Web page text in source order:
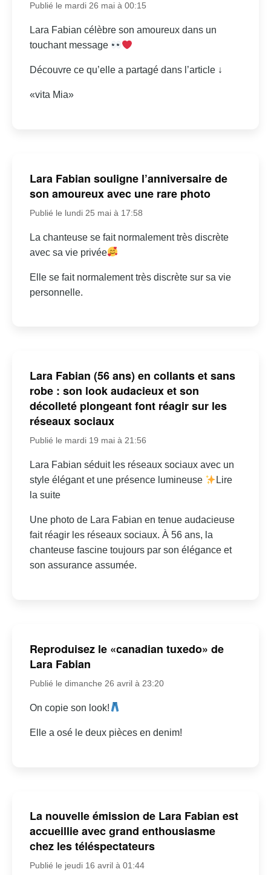
Publié le mardi 26 mai à 00:15
Lara Fabian célèbre son amoureux dans un
touchant message
Découvre ce qu’elle a partagé dans l’article ↓
«vita Mia»
Lara Fabian souligne l’anniversaire de
son amoureux avec une rare photo
Publié le lundi 25 mai à 17:58
La chanteuse se fait normalement très discrète
avec sa vie privée
Elle se fait normalement très discrète sur sa vie
personnelle.
Lara Fabian (56 ans) en collants et sans
robe : son look audacieux et son
décolleté plongeant font réagir sur les
réseaux sociaux
Publié le mardi 19 mai à 21:56
Lara Fabian séduit les réseaux sociaux avec un
style élégant et une présence lumineuse
Lire
la suite
Une photo de Lara Fabian en tenue audacieuse
fait réagir les réseaux sociaux. À 56 ans, la
chanteuse fascine toujours par son élégance et
son assurance assumée.
Reproduisez le «canadian tuxedo» de
Lara Fabian
Publié le dimanche 26 avril à 23:20
On copie son look!
Elle a osé le deux pièces en denim!
La nouvelle émission de Lara Fabian est
accueillie avec grand enthousiasme
chez les téléspectateurs
Publié le jeudi 16 avril à 01:44